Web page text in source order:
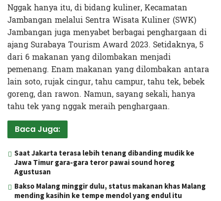
Nggak hanya itu, di bidang kuliner, Kecamatan
Jambangan melalui Sentra Wisata Kuliner (SWK)
Jambangan juga menyabet berbagai penghargaan di
ajang Surabaya Tourism Award 2023. Setidaknya, 5
dari 6 makanan yang dilombakan menjadi
pemenang. Enam makanan yang dilombakan antara
lain soto, rujak cingur, tahu campur, tahu tek, bebek
goreng, dan rawon. Namun, sayang sekali, hanya
tahu tek yang nggak meraih penghargaan.
Baca Juga:
Saat Jakarta terasa lebih tenang dibanding mudik ke
Jawa Timur gara-gara teror pawai sound horeg
Agustusan
Bakso Malang minggir dulu, status makanan khas Malang
mending kasihin ke tempe mendol yang endul itu